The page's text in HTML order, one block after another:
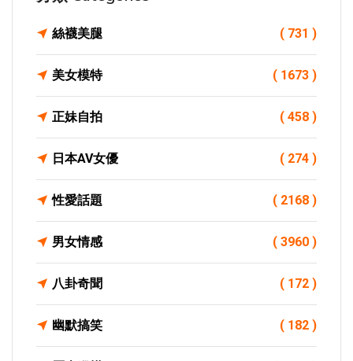
絲襪美腿 ( 731 )
美女模特 ( 1673 )
正妹自拍 ( 458 )
日本AV女優 ( 274 )
性愛話題 ( 2168 )
男女情感 ( 3960 )
八卦奇聞 ( 172 )
幽默搞笑 ( 182 )